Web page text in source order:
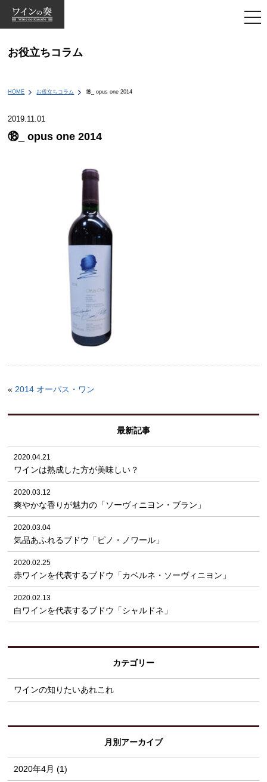
お役立ちコラム
HOME お役立ちコラム ⑱_ opus one 2014
2019.11.01
⑱_ opus one 2014
«2014 オーパス・ワン
最新記事
2020.04.21
ワインは熟成した方が美味しい？
2020.03.12
爽やかな香りが魅力の「ソーヴィニヨン・ブラン」
2020.03.04
気品あふれるブドウ「ピノ・ノワール」
2020.02.25
赤ワインを代表するブドウ「カベルネ・ソーヴィニヨン」
2020.02.13
白ワインを代表するブドウ「シャルドネ」
カテゴリー
ワインの知りたいあれこれ
月別アーカイブ
2020年4月 (1)